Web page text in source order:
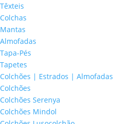
Têxteis
Colchas
Mantas
Almofadas
Tapa-Pés
Tapetes
Colchões | Estrados | Almofadas
Colchões
Colchões Serenya
Colchões Mindol